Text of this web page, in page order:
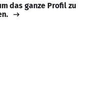
das ganze Profil zu